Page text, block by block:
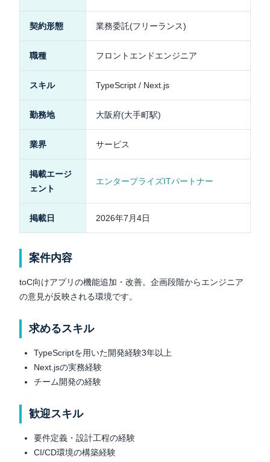
契約形態 業務委託(フリーランス)
職種 フロントエンドエンジニア
スキル TypeScript / Next.js
勤務地 大阪府(大手町駅)
業界 サービス
掲載エージ
ェント
エンタープライズITパートナー
掲載日 2026年7月4日
案件内容
toC向けアプリの機能追加・改善。企画段階からエンジニア
の意見が反映される環境です。
求めるスキル
TypeScriptを用いた開発経験3年以上
Next.jsの実務経験
チーム開発の経験
歓迎スキル
要件定義・設計工程の経験
CI/CD環境の構築経験